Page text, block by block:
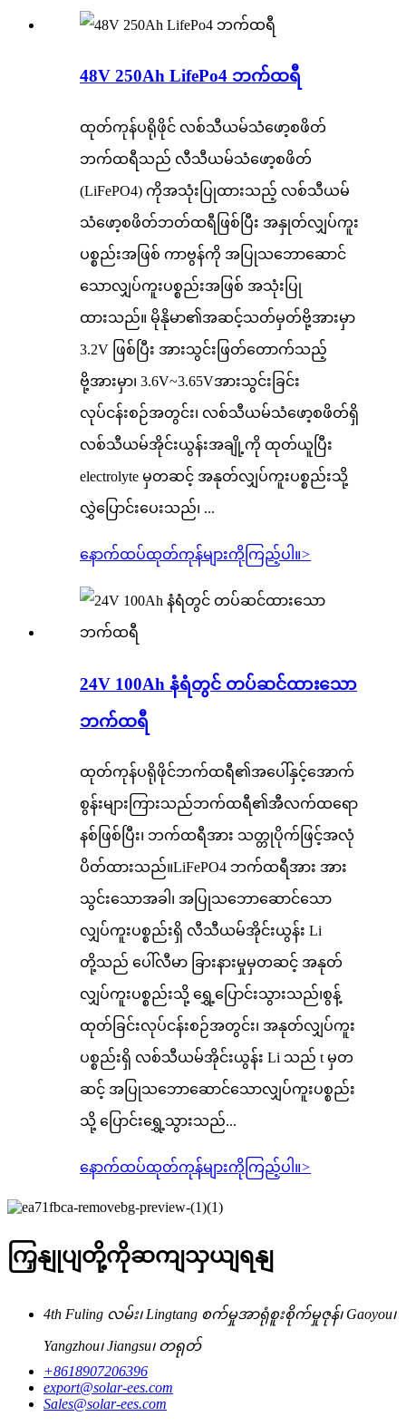
48V 250Ah LifePo4 ဘက်ထရီ
ထုတ်ကုန်ပရိုဖိုင် လစ်သီယမ်သံဖော့စဖိတ်
ဘက်ထရီသည် လီသီယမ်သံဖော့စဖိတ်
(LiFePO4) ကိုအသုံးပြုထားသည့် လစ်သီယမ်
သံဖော့စဖိတ်ဘတ်ထရီဖြစ်ပြီး အနှုတ်လျှပ်ကူး
ပစ္စည်းအဖြစ် ကာဗွန်ကို အပြုသဘောဆောင်
သောလျှပ်ကူးပစ္စည်းအဖြစ် အသုံးပြု
ထားသည်။ မိုနိုမာ၏အဆင့်သတ်မှတ်ဗို့အားမှာ
3.2V ဖြစ်ပြီး အားသွင်းဖြတ်တောက်သည့်
ဗို့အားမှာ၊ 3.6V~3.65Vအားသွင်းခြင်း
လုပ်ငန်းစဉ်အတွင်း၊ လစ်သီယမ်သံဖော့စဖိတ်ရှိ
လစ်သီယမ်အိုင်းယွန်းအချို့ကို ထုတ်ယူပြီး
electrolyte မှတဆင့် အနုတ်လျှပ်ကူးပစ္စည်းသို့
လွှဲပြောင်းပေးသည်၊ ...
နောက်ထပ်ထုတ်ကုန်များကိုကြည့်ပါ။>
24V 100Ah နံရံတွင် တပ်ဆင်ထားသော
ဘက်ထရီ
ထုတ်ကုန်ပရိုဖိုင်ဘက်ထရီ၏အပေါ်နှင့်အောက်
စွန်းများကြားသည်ဘက်ထရီ၏အီလက်ထရော
နစ်ဖြစ်ပြီး၊ ဘက်ထရီအား သတ္တုပိုက်ဖြင့်အလုံ
ပိတ်ထားသည်။LiFePO4 ဘက်ထရီအား အား
သွင်းသောအခါ၊ အပြုသဘောဆောင်သော
လျှပ်ကူးပစ္စည်းရှိ လီသီယမ်အိုင်းယွန်း Li
တို့သည် ပေါ်လီမာ ခြားနားမှုမှတဆင့် အနုတ်
လျှပ်ကူးပစ္စည်းသို့ ရွှေ့ပြောင်းသွားသည်၊စွန့်
ထုတ်ခြင်းလုပ်ငန်းစဉ်အတွင်း၊ အနုတ်လျှပ်ကူး
ပစ္စည်းရှိ လစ်သီယမ်အိုင်းယွန်း Li သည် t မှတ
ဆင့် အပြုသဘောဆောင်သောလျှပ်ကူးပစ္စည်း
သို့ ပြောင်းရွှေ့သွားသည်...
နောက်ထပ်ထုတ်ကုန်များကိုကြည့်ပါ။>
ကြှနျုပျတို့ကိုဆကျသှယျရနျ
4th Fuling လမ်း၊ Lingtang စက်မှုအာရုံစူးစိုက်မှုဇုန်၊ Gaoyou၊
Yangzhou၊ Jiangsu၊ တရုတ်
+8618907206396
export@solar-ees.com
Sales@solar-ees.com